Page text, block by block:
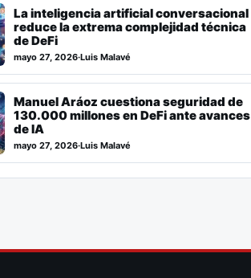
La inteligencia artificial conversacional
reduce la extrema complejidad técnica
de DeFi
mayo 27, 2026·Luis Malavé
Manuel Aráoz cuestiona seguridad de
130.000 millones en DeFi ante avances
de IA
mayo 27, 2026·Luis Malavé